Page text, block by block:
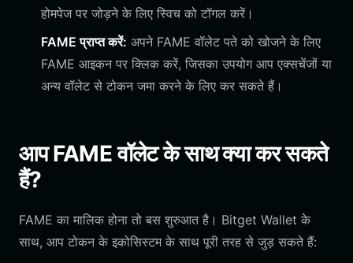
होमपेज पर जोड़ने के लिए स्विच को टॉगल करें।
FAME प्राप्त करें: अपने FAME वॉलेट पते को खोजने के लिए
FAME आइकन पर क्लिक करें, जिसका उपयोग आप एक्सचेंजों या
अन्य वॉलेट से टोकन जमा करने के लिए कर सकते हैं।
आप FAME वॉलेट के साथ क्या कर सकते
हैं?
FAME का मालिक होना तो बस शुरुआत है। Bitget Wallet के
साथ, आप टोकन के इकोसिस्टम के साथ पूरी तरह से जुड़ सकते हैं: